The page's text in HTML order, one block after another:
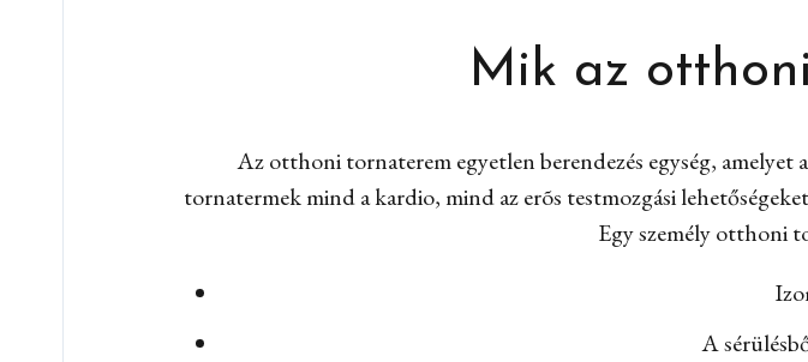
Mik az
Az otthoni tornaterem egyetlen berendezés egység, amelyet
tornatermek mind a kardio, mind az erõs testmozgási
Egy személy otthoni
A